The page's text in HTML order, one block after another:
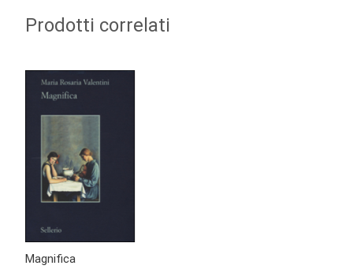
Prodotti correlati
Magnifica